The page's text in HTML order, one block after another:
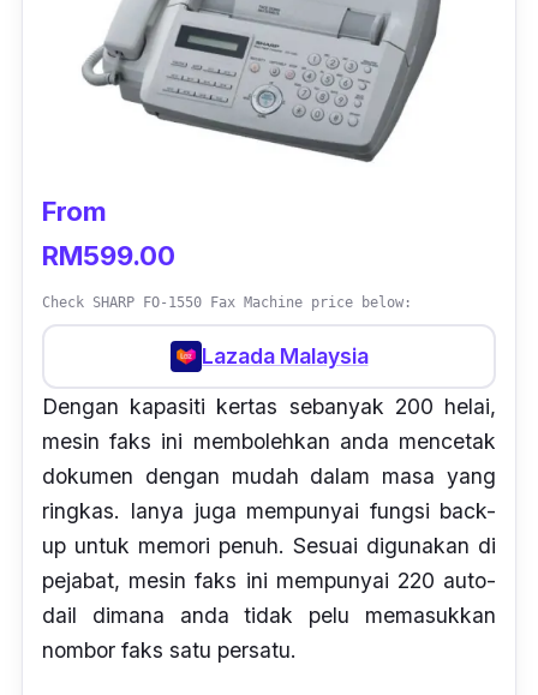
From
RM599.00
Check SHARP FO-1550 Fax Machine price below:
Lazada Malaysia
Dengan kapasiti kertas sebanyak 200 helai,
mesin faks ini membolehkan anda mencetak
dokumen dengan mudah dalam masa yang
ringkas. Ianya juga mempunyai fungsi back-
up untuk memori penuh. Sesuai digunakan di
pejabat, mesin faks ini mempunyai 220 auto-
dail dimana anda tidak pelu memasukkan
nombor faks satu persatu.